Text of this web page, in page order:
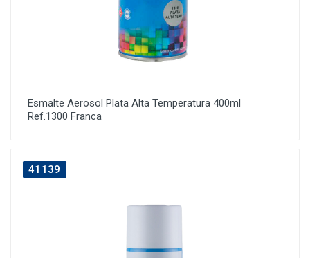
Esmalte Aerosol Plata Alta Temperatura 400ml
Ref.1300 Franca
41139